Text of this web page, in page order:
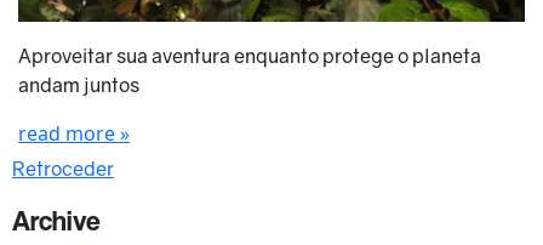
Aproveitar sua aventura enquanto protege o planeta
andam juntos
read more »
Retroceder
Archive